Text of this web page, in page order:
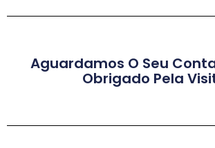
Aguardamos O Seu
Obrigado Pela